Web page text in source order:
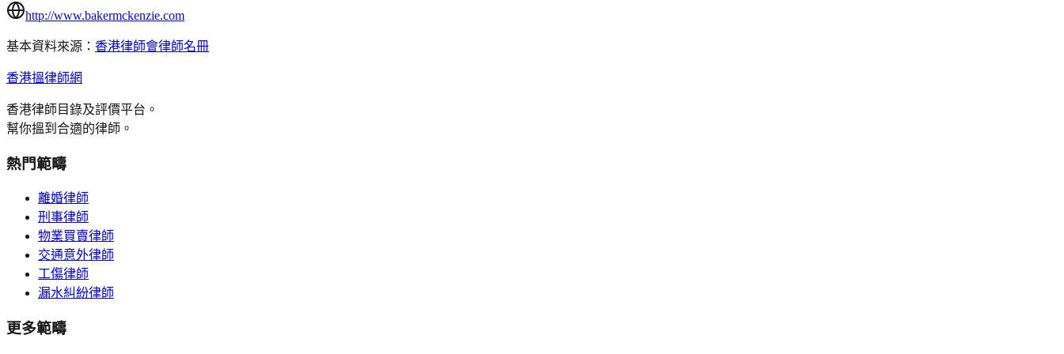
http://www.bakermckenzie.com
基本資料來源： 香港律師會律師名冊
香港搵律師網
香港律師目錄及評價平台。
幫你搵到合適的律師。
熱門範疇
離婚律師
刑事律師
物業買賣律師
交通意外律師
工傷律師
漏水糾紛律師
更多範疇